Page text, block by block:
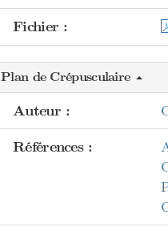
Fichier :
Plan de Crépusculaire
Auteur :
Références :